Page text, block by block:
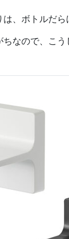
、ボトルだ
なので、こ